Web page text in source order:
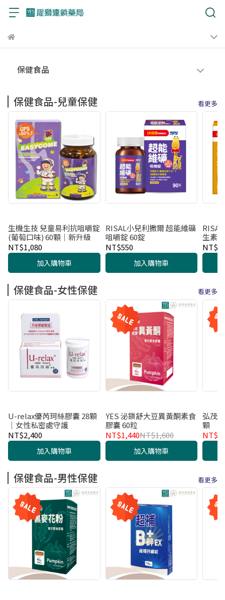
保健食品
保健食品-兒童保健 看更多
生機生技 兒童易利抗咀嚼錠
(葡萄口味) 60顆｜新升級
NT$1,080
加入購物車
RISAL小兒利撒爾 超能維礦
咀嚼錠 60錠
NT$550
加入購物車
生素C
保健食品-女性保健 看更多
U-relax優芮珂絲膠囊 28顆
｜女性私密處守護
NT$2,400
加入購物車
YES 泌鎖舒大豆異黃酮素食
膠囊 60粒
NT$1,440NT$1,600
加入購物車
弘茂
顆
保健食品-男性保健 看更多